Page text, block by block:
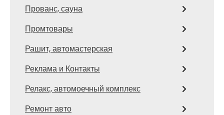
Прованс, сауна
Промтовары
Рашит, автомастерская
Реклама и Контакты
Релакс, автомоечный комплекс
Ремонт авто